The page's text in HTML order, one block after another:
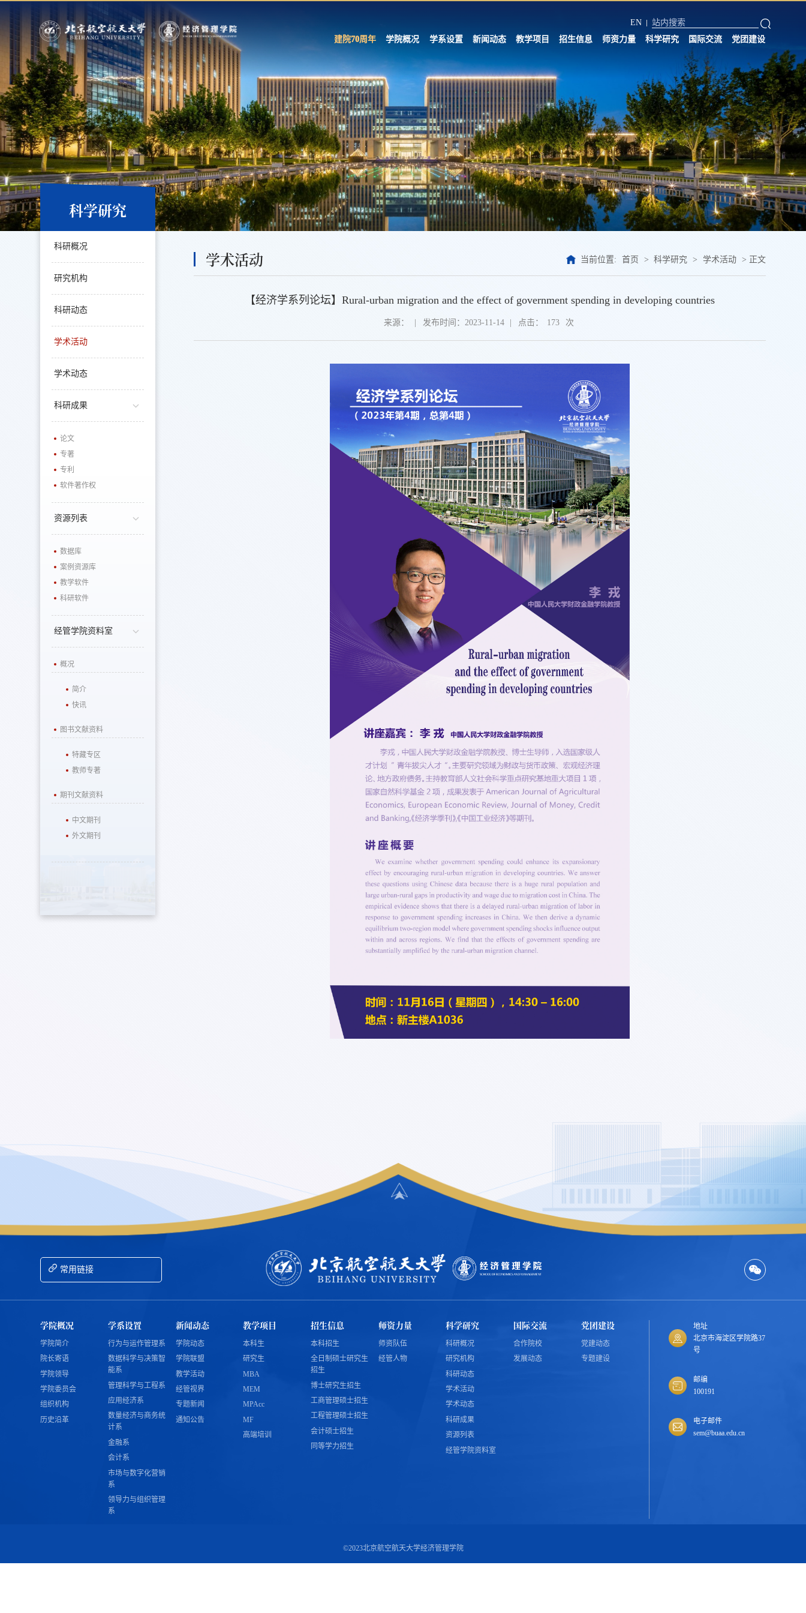
EN
建院70周年
学院概况 学系设置 新闻动态 教学项目 招生信息 师资力量 科学研究 国际交流 党团建设
科学研究
科研概况
研究机构
科研动态
学术活动
学术动态
科研成果
论文
专著
专利
软件著作权
资源列表
数据库
案例资源库
教学软件
科研软件
经管学院资料室
概况
简介
快讯
图书文献资料
特藏专区
教师专著
期刊文献资料
中文期刊
外文期刊
学术活动 当前位置: 首页 > 科学研究 > 学术活动 > 正文
【经济学系列论坛】Rural-urban migration and the effect of government spending in developing countries
来源： 发布时间：2023-11-14 点击： 173 次
常用链接
学院概况
学院简介
院长寄语
学院领导
学院委员会
组织机构
历史沿革
学系设置
行为与运作管理系
数据科学与决策智
能系
管理科学与工程系
应用经济系
数量经济与商务统
计系
金融系
会计系
市场与数字化营销
系
领导力与组织管理
系
新闻动态
学院动态
学院联盟
教学活动
经管视界
专题新闻
通知公告
教学项目
本科生
研究生
MBA
MEM
MPAcc
MF
高端培训
招生信息
本科招生
全日制硕士研究生
招生
博士研究生招生
工商管理硕士招生
工程管理硕士招生
会计硕士招生
同等学力招生
师资力量
师资队伍
经管人物
科学研究
科研概况
研究机构
科研动态
学术活动
学术动态
科研成果
资源列表
经管学院资料室
国际交流
合作院校
发展动态
党团建设
党建动态
专题建设
地址
北京市海淀区学院路37
号
邮编
100191
电子邮件
sem@buaa.edu.cn
©2023北京航空航天大学经济管理学院